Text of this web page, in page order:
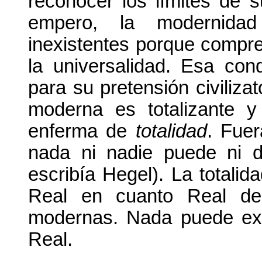
empero, la
inexistentes porque
la universalidad. Esa
para su pretensión
moderna es totalizante
enferma de totalidad.
nada ni nadie puede ni
escribía Hegel). La
Real en cuanto Real
modernas. Nada puede
Real.